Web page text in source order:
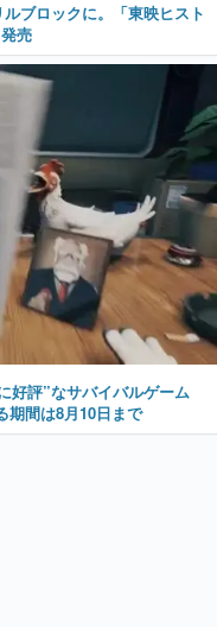
ブロックに。「東映ヒスト
売
好評”なサバイバルゲーム
期間は8月10日まで